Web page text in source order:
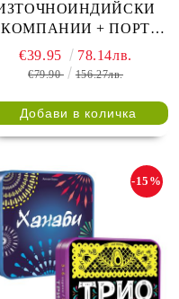
КОМПАНИИ + ПОРТ
- ГОЛЯМА КУТИЯ
+ ПОДАРЪК ПРОМО
€39.95 78.14лв.
€79.90 156.27лв.
-15%